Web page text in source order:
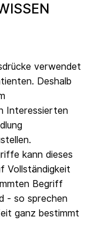
verwendet
Deshalb
Interessierten
kann dieses
Vollständigkeit
Begriff
- so sprechen
ganz bestimmt